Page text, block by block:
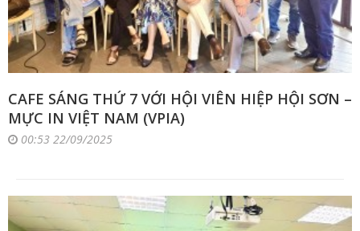
CAFE SÁNG THỨ 7 VỚI HỘI VIÊN HIỆP HỘI SƠN –
MỰC IN VIỆT NAM (VPIA)
00:53 22/09/2025